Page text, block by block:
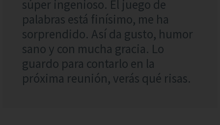
súper ingenioso. El juego de
palabras está finísimo, me ha
sorprendido. Así da gusto, humor
sano y con mucha gracia. Lo
guardo para contarlo en la
próxima reunión, verás qué risas.